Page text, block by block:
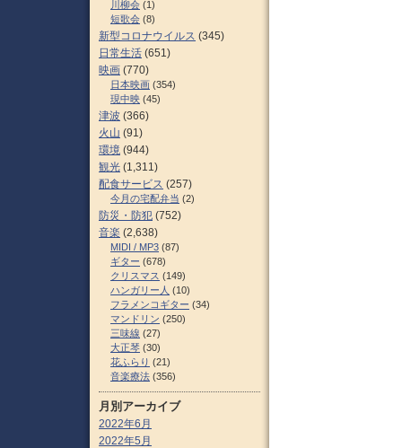
川柳会 (1)
短歌会 (8)
新型コロナウイルス (345)
日常生活 (651)
映画 (770)
日本映画 (354)
現中映 (45)
津波 (366)
火山 (91)
環境 (944)
観光 (1,311)
配食サービス (257)
今月の宅配弁当 (2)
防災・防犯 (752)
音楽 (2,638)
MIDI / MP3 (87)
ギター (678)
クリスマス (149)
ハンガリー人 (10)
フラメンコギター (34)
マンドリン (250)
三味線 (27)
大正琴 (30)
花ふらり (21)
音楽療法 (356)
月別アーカイブ
2022年6月
2022年5月